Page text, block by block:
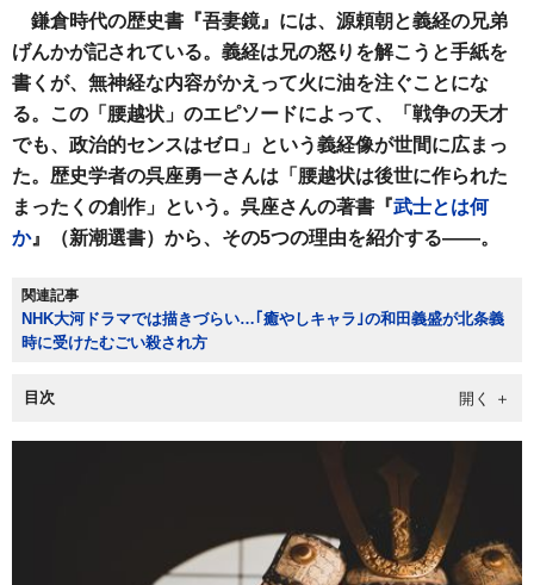
鎌倉時代の歴史書『吾妻鏡』には、源頼朝と義経の兄弟
げんかが記されている。義経は兄の怒りを解こうと手紙を
書くが、無神経な内容がかえって火に油を注ぐことにな
る。この「腰越状」のエピソードによって、「戦争の天才
でも、政治的センスはゼロ」という義経像が世間に広まっ
た。歴史学者の呉座勇一さんは「腰越状は後世に作られた
まったくの創作」という。呉座さんの著書『武士とは何
か』（新潮選書）から、その5つの理由を紹介する――。
関連記事
NHK大河ドラマでは描きづらい…｢癒やしキャラ｣の和田義盛が北条義
時に受けたむごい殺され方
目次